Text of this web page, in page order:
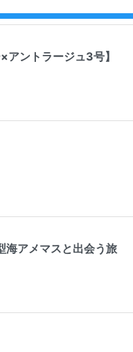
ントラージュ3号】
海アメマスと出会う旅